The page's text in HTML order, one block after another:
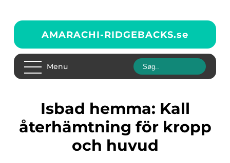
AMARACHI-RIDGEBACKS.se
Menu
Isbad hemma: Kall
återhämtning för kropp
och huvud